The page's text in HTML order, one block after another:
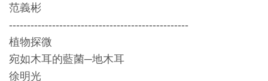
全
宣
告
資
范義彬
--------------------------------------------------
植物探微
宛如木耳的藍菌─地木耳
徐明光